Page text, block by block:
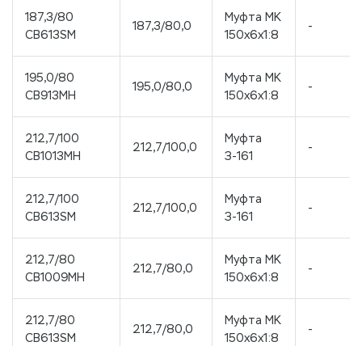
187,3/80
CB613SM
187,3/80,0
Муфта МК
150x6x1:8
-
195,0/80
CB913MH
195,0/80,0
Муфта МК
150x6x1:8
-
212,7/100
CB1013MH
212,7/100,0
Муфта
З-161
-
212,7/100
CB613SM
212,7/100,0
Муфта
З-161
-
212,7/80
CB1009MH
212,7/80,0
Муфта МК
150x6x1:8
-
212,7/80
CB613SM
212,7/80,0
Муфта МК
150x6x1:8
-